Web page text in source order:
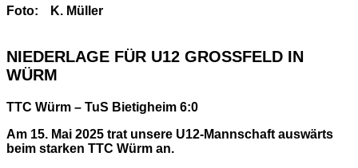
Foto: K. Müller
NIEDERLAGE FÜR U12 GROSSFELD IN
WÜRM
TTC Würm – TuS Bietigheim 6:0
Am 15. Mai 2025 trat unsere U12-Mannschaft auswärts
beim starken TTC Würm an.